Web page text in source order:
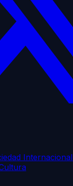
Internacional